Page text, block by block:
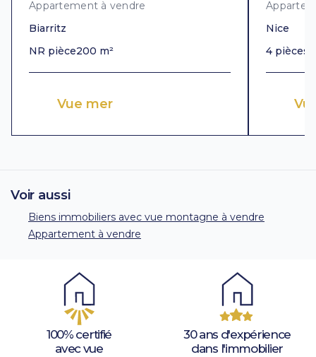
Appartement à vendre
Biarritz
NR pièce200 m²
Vue mer
Nice
4 pièces
Voir aussi
Biens immobiliers avec vue montagne à vendre
Appartement à vendre
100% certifié
avec vue
30 ans d'expérience
dans l'immobilier